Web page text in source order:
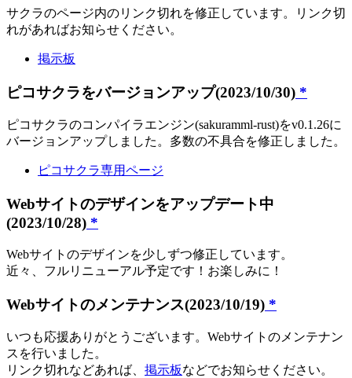
サクラのページ内のリンク切れを修正しています。リンク切
れがあればお知らせください。
掲示板
ピコサクラをバージョンアップ(2023/10/30) *
ピコサクラのコンパイラエンジン(sakuramml-rust)をv0.1.26に
バージョンアップしました。多数の不具合を修正しました。
ピコサクラ専用ページ
Webサイトのデザインをアップデート中
(2023/10/28) *
Webサイトのデザインを少しずつ修正しています。
近々、フルリニューアル予定です！お楽しみに！
Webサイトのメンテナンス(2023/10/19) *
いつも応援ありがとうございます。Webサイトのメンテナン
スを行いました。
リンク切れなどあれば、 掲示板などでお知らせください。